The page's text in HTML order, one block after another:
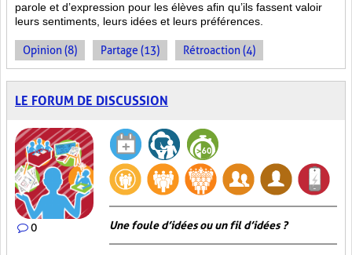
parole et d’expression pour les élèves afin qu’ils fassent valoir
leurs sentiments, leurs idées et leurs préférences.
Opinion (8) Partage (13) Rétroaction (4)
LE FORUM DE DISCUSSION
0 Une foule d’idées ou un fil d’idées ?